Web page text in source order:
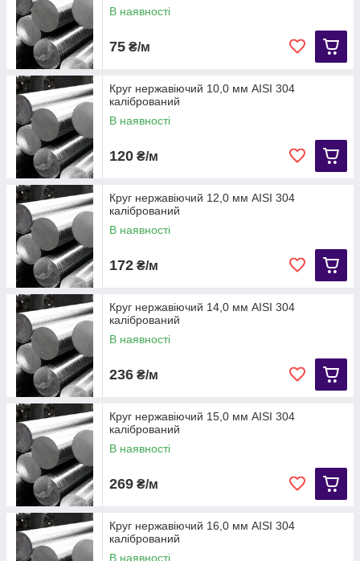
В наявності
75 ₴/м
Круг нержавіючий 10,0 мм AISI 304
калібрований
В наявності
120 ₴/м
Круг нержавіючий 12,0 мм AISI 304
калібрований
В наявності
172 ₴/м
Круг нержавіючий 14,0 мм АІЅІ 304
калібрований
В наявності
236 ₴/м
Круг нержавіючий 15,0 мм АІЅІ 304
калібрований
В наявності
269 ₴/м
Круг нержавіючий 16,0 мм АІЅІ 304
калібрований
В наявності